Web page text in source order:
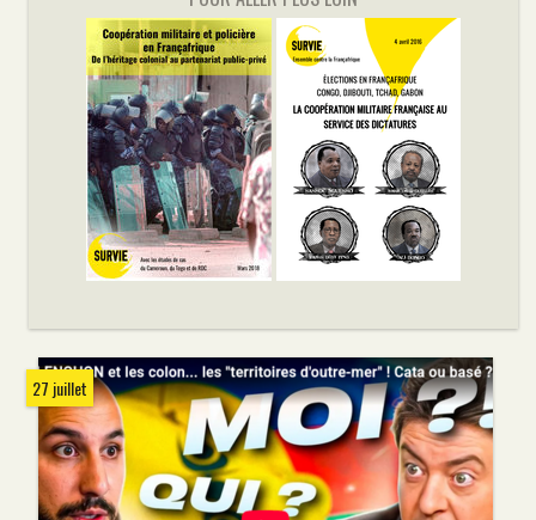
27 juillet